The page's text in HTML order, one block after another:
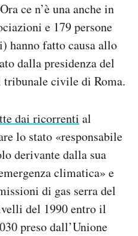
ce n’è una anche in
e 179 persone
hanno fatto causa allo
dalla presidenza del
civile di Roma.
dai ricorrenti al
lo stato «responsabile
derivante dalla sua
climatica» e
di gas serra del
del 1990 entro il
preso dall’Unione